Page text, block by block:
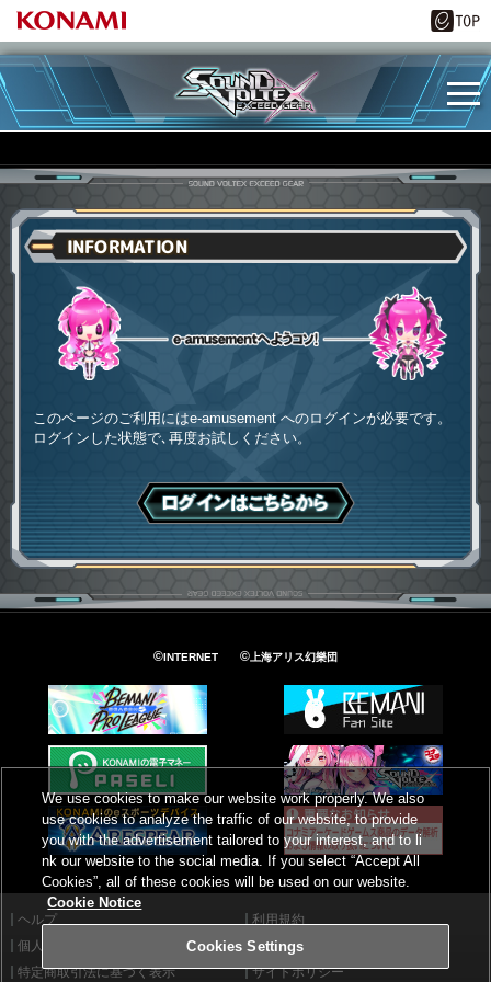
INFORMATION
このページのご利用にはe-amusement へのログインが必要です。
ログインした状態で､再度お試しください。
ログインはこちら
©INTERNET ©上海アリス幻樂団
ヘルプ
利用規約
個人情報等保護方針
外部送信について
特定商取引法に基づく表示
サイトポリシー
We use cookies to make our website work properly. We also
use cookies to analyze the traffic of our website, to provide
you with the advertisement tailored to your interest, and to li
nk our website to the social media. If you select “Accept All
Cookies”, all of these cookies will be used on our website.
Cookie Notice
Cookies Settings